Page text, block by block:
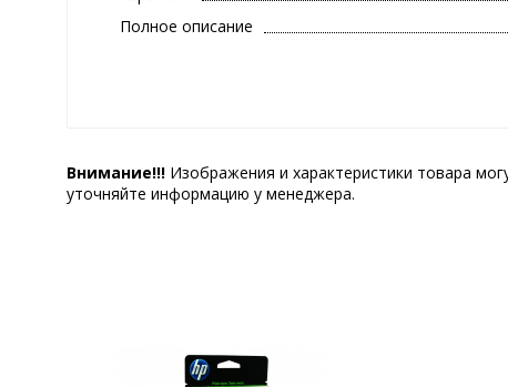
Полное описание
Внимание!!! Изображения и характеристики товара
уточняйте информацию у менеджера.